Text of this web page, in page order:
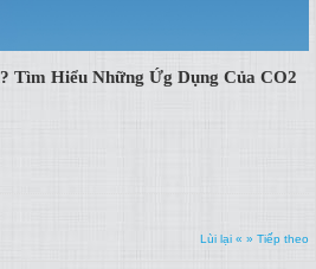
Tìm Hiểu Những Ứg Dụng Của CO2
Lùi lại « » Tiếp theo